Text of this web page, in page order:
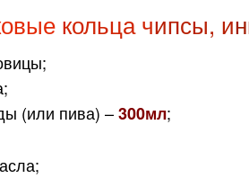
кольца чипсы, и
(или пива) –300мл;